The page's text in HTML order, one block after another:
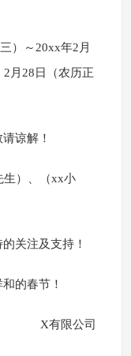
）～20xx年2月
月28日（农历正
谅解！
生）、（xx小
关注及支持！
的春节！
X有限公司